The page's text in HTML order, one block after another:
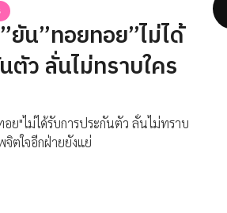
ยัน”ทอยทอย”ไม่ได้
ตัว ลั่นไม่ทราบใคร
ย"ไม่ได้รับการประกันตัว ลั่นไม่ทราบ
ตใจอีกฝ่ายยังแย่